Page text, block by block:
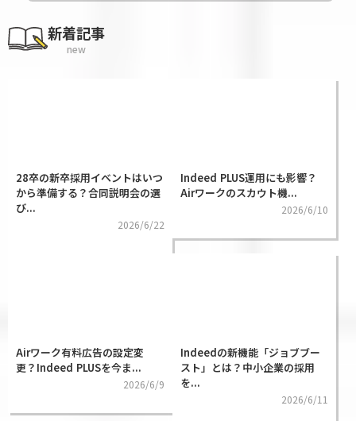
新着記事
new
28卒の新卒採用イベントはいつ
から準備する？合同説明会の選
び...
2026/6/22
Indeed PLUS運用にも影響？
Airワークのスカウト機...
2026/6/10
Airワーク有料広告の設定変
更？Indeed PLUSを今ま...
2026/6/9
Indeedの新機能「ジョブブー
スト」とは？中小企業の採用
を...
2026/6/11